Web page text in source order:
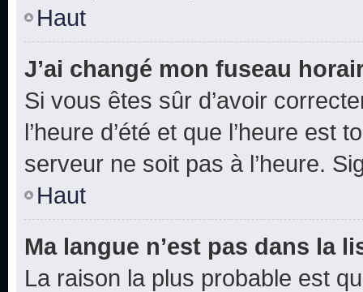
Haut
J’ai changé mon fuseau
Si vous êtes sûr d’avoir
l’heure d’été et que l’heure est
serveur ne soit pas à l’heure.
Haut
Ma langue n’est pas dans la
La raison la plus probable est